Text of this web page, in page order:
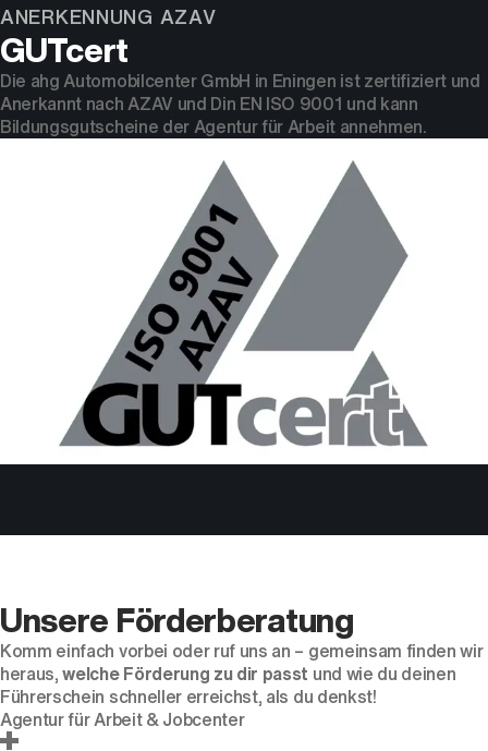
ANERKENNUNG AZAV
GUTcert
Die ahg Automobilcenter GmbH in Eningen ist zertifiziert und
Anerkannt nach AZAV und Din EN ISO 9001 und kann
Bildungsgutscheine der Agentur für Arbeit annehmen.
Unsere Förderberatung
Komm einfach vorbei oder ruf uns an – gemeinsam finden wir
heraus,welche Förderung zu dir passt und wie du deinen
Führerschein schneller erreichst, als du denkst!
Agentur für Arbeit & Jobcenter